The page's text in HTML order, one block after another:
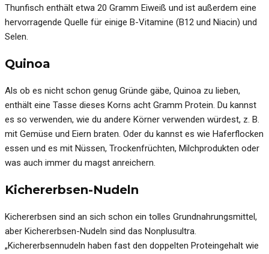
Thunfisch enthält etwa 20 Gramm Eiweiß und ist außerdem eine
hervorragende Quelle für einige B-Vitamine (B12 und Niacin) und
Selen.
Quinoa
Als ob es nicht schon genug Gründe gäbe, Quinoa zu lieben,
enthält eine Tasse dieses Korns acht Gramm Protein. Du kannst
es so verwenden, wie du andere Körner verwenden würdest, z. B.
mit Gemüse und Eiern braten. Oder du kannst es wie Haferflocken
essen und es mit Nüssen, Trockenfrüchten, Milchprodukten oder
was auch immer du magst anreichern.
Kichererbsen-Nudeln
Kichererbsen sind an sich schon ein tolles Grundnahrungsmittel,
aber Kichererbsen-Nudeln sind das Nonplusultra.
„Kichererbsennudeln haben fast den doppelten Proteingehalt wie